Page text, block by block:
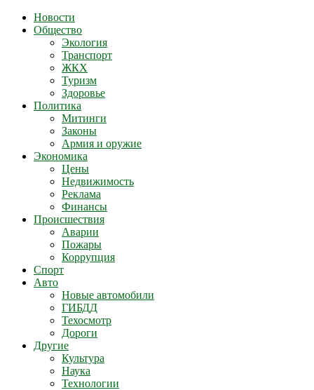
Новости
Общество
Экология
Транспорт
ЖКХ
Туризм
Здоровье
Политика
Митинги
Законы
Армия и оружие
Экономика
Цены
Недвижимость
Реклама
Финансы
Происшествия
Аварии
Пожары
Коррупция
Спорт
Авто
Новые автомобили
ГИБДД
Техосмотр
Дороги
Другие
Культура
Наука
Технологии